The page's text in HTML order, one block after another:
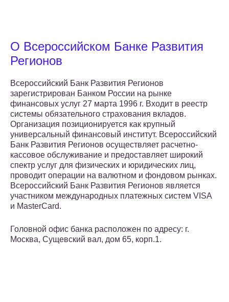
О Всероссийском Банке Развития
Регионов
Всероссийский Банк Развития Регионов
зарегистрирован Банком России на рынке
финансовых услуг 27 марта 1996 г. Входит в реестр
системы обязательного страхования вкладов.
Организация позиционируется как крупный
универсальный финансовый институт. Всероссийский
Банк Развития Регионов осуществляет расчетно-
кассовое обслуживание и предоставляет широкий
спектр услуг для физических и юридических лиц,
проводит операции на валютном и фондовом рынках.
Всероссийский Банк Развития Регионов является
участником международных платежных систем VISA
и MasterСard.
Головной офис банка расположен по адресу: г.
Москва, Сущевский вал, дом 65, корп.1.